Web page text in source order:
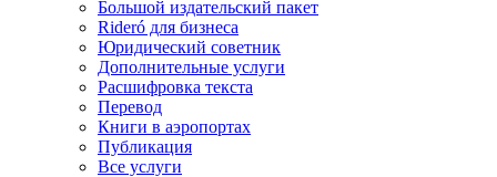
Большой издательский пакет
Rideró для бизнеса
Юридический советник
Дополнительные услуги
Расшифровка текста
Перевод
Книги в аэропортах
Публикация
Все услуги